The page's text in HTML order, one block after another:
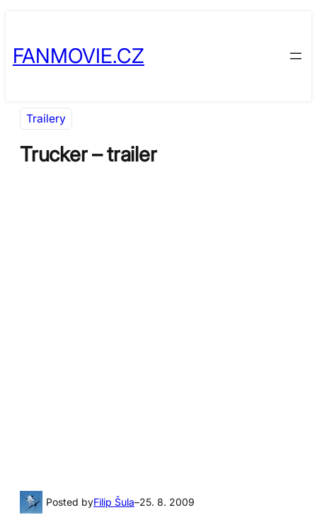
obsah
content
FANMOVIE.CZ
Trailery
Trucker – trailer
Posted byFilip Šula–25. 8. 2009